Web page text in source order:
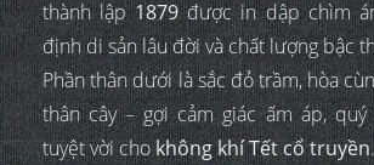
thành lập1879được in dập chìm
định di sản lâu đời và chất lượng bậc
Phần thân dưới là sắc đỏ trầm, hòa
thân cây – gợi cảm giác ấm áp,
tuyệt vời chokhông khí Tết cổ truyền.